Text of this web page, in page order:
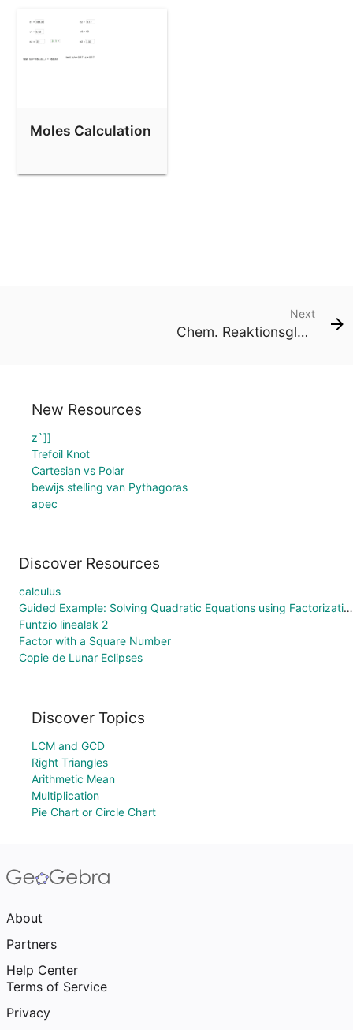
Moles Calculation
Next
Chem. Reaktionsgleichung - Übung 1
New Resources
z`]]
Trefoil Knot
Cartesian vs Polar
bewijs stelling van Pythagoras
apec
Discover Resources
calculus
Guided Example: Solving Quadratic Equations using Factorization
Funtzio linealak 2
Factor with a Square Number
Copie de Lunar Eclipses
Discover Topics
LCM and GCD
Right Triangles
Arithmetic Mean
Multiplication
Pie Chart or Circle Chart
About
Partners
Help Center
Terms of Service
Privacy